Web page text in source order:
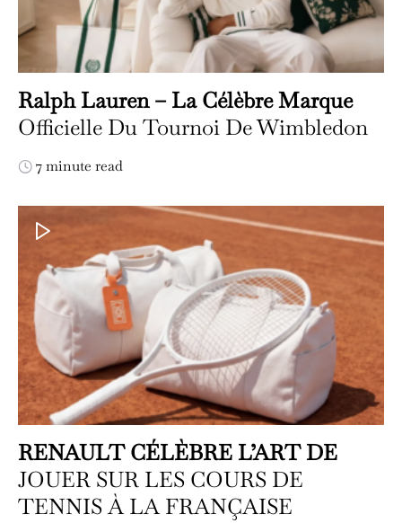
Ralph Lauren – La Célèbre Marque
Officielle Du Tournoi De Wimbledon
7 minute read
RENAULT CÉLÈBRE L’ART DE
JOUER SUR LES COURS DE
TENNIS À LA FRANÇAISE